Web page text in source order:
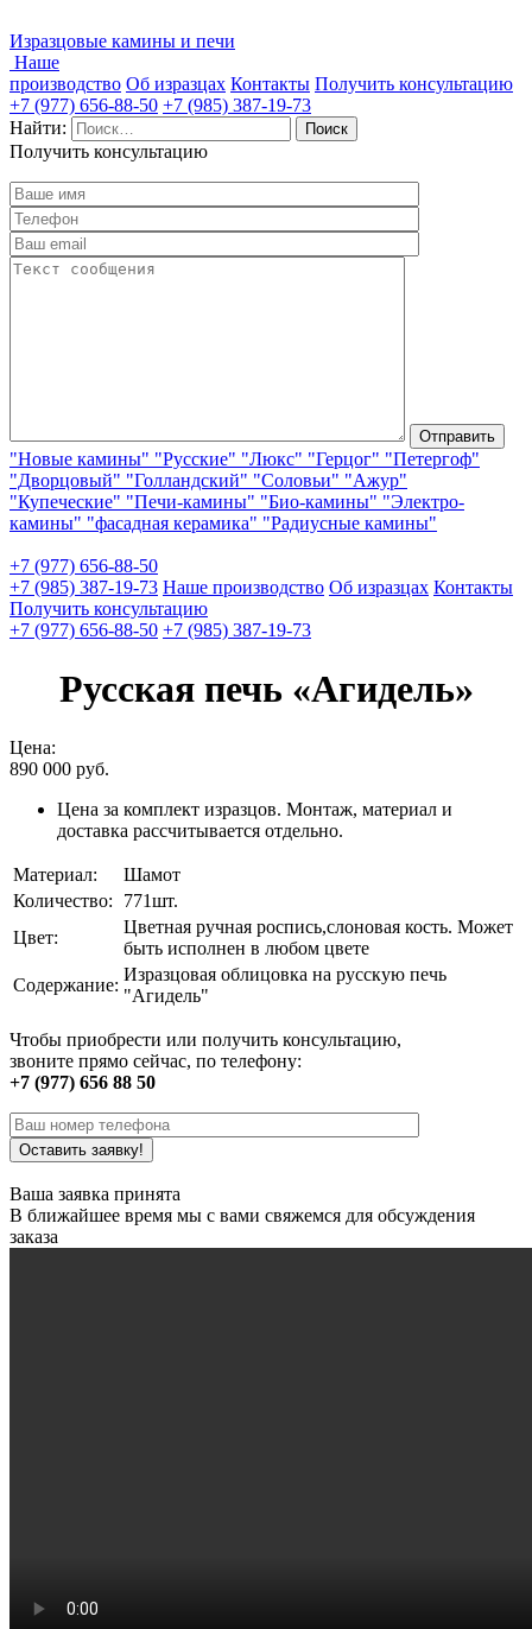
Изразцовые камины и печи
Наше
производство Об изразцах Контакты Получить консультацию
+7 (977) 656-88-50 +7 (985) 387-19-73
Найти:
Получить консультацию
"Новые камины" "Русские" "Люкс" "Герцог" "Петергоф"
"Дворцовый" "Голландский" "Соловьи" "Ажур"
"Купеческие" "Печи-камины" "Био-камины" "Электро-
камины" "фасадная керамика" "Радиусные камины"
+7 (977) 656-88-50
+7 (985) 387-19-73 Наше производство Об изразцах Контакты
Получить консультацию
+7 (977) 656-88-50 +7 (985) 387-19-73
Русская печь «Агидель»
Цена:
890 000 руб.
Цена за комплект изразцов. Монтаж, материал и
доставка рассчитывается отдельно.
Материал:
Шамот
Количество:
771шт.
Цвет:
Цветная ручная роспись,слоновая кость. Может
быть исполнен в любом цвете
Содержание:
Изразцовая облицовка на русскую печь
"Агидель"
Чтобы приобрести или получить консультацию,
звоните прямо сейчас, по телефону:
+7 (977) 656 88 50
Ваша заявка принята
В ближайшее время мы с вами свяжемся для обсуждения
заказа